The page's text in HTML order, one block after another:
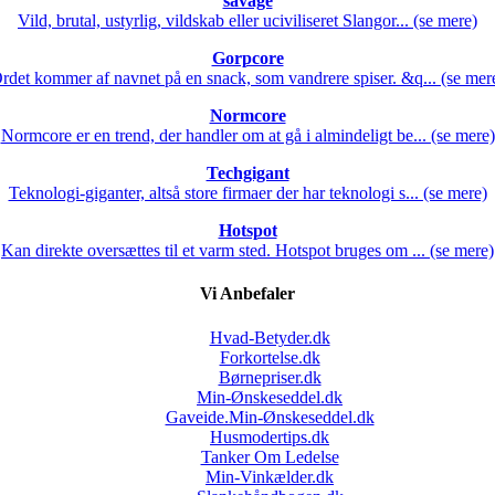
Vild, brutal, ustyrlig, vildskab eller uciviliseret Slangor... (se mere)
Gorpcore
kommer af navnet på en snack, som vandrere spiser. &q... (se
Normcore
Normcore er en trend, der handler om at gå i almindeligt be... (se mere)
Techgigant
Teknologi-giganter, altså store firmaer der har teknologi s... (se mere)
Hotspot
Kan direkte oversættes til et varm sted. Hotspot bruges om ... (se mere)
Vi Anbefaler
Hvad-Betyder.dk
Forkortelse.dk
Børnepriser.dk
Min-Ønskeseddel.dk
Gaveide.Min-Ønskeseddel.dk
Husmodertips.dk
Tanker Om Ledelse
Min-Vinkælder.dk